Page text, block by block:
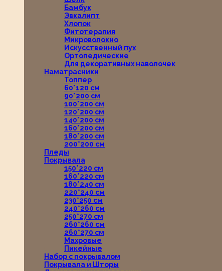
Бамбук
Эвкалипт
Хлопок
Фитотерапия
Микроволокно
Искусственный пух
Ортопедические
Для декоративных наволочек
Наматрасники
Топпер
60*120 см
90*200 см
100*200 см
120*200 см
140*200 см
160*200 см
180*200 см
200*200 см
Пледы
Покрывала
150*220 см
160*220 см
180*240 см
220*240 см
230*250 см
240*260 см
250*270 см
260*260 см
260*270 см
Махровые
Пикейные
Набор с покрывалом
Покрывала и Шторы